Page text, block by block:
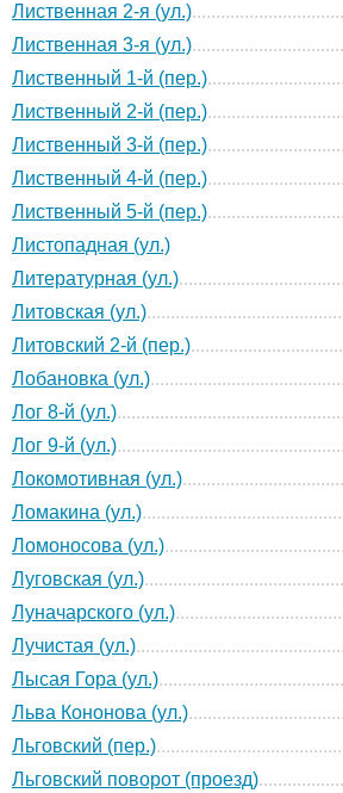
Лиственная 2-я (ул.)
Лиственная 3-я (ул.)
Лиственный 1-й (пер.)
Лиственный 2-й (пер.)
Лиственный 3-й (пер.)
Лиственный 4-й (пер.)
Лиственный 5-й (пер.)
Листопадная (ул.)
Литературная (ул.)
Литовская (ул.)
Литовский 2-й (пер.)
Лобановка (ул.)
Лог 8-й (ул.)
Лог 9-й (ул.)
Локомотивная (ул.)
Ломакина (ул.)
Ломоносова (ул.)
Луговская (ул.)
Луначарского (ул.)
Лучистая (ул.)
Лысая Гора (ул.)
Льва Кононова (ул.)
Льговский (пер.)
Льговский поворот (проезд)